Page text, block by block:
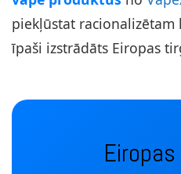
piekļūstat racionalizētam
īpaši izstrādāts Eiropas